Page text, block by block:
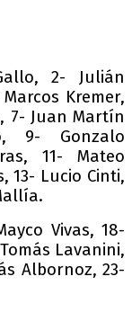
2- Julián
Kremer,
7- Juan Martín
9- Gonzalo
11- Mateo
13- Lucio Cinti,
Vivas, 18-
Lavanini,
Albornoz, 23-